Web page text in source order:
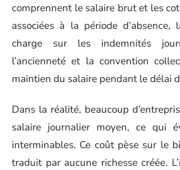
comprennent le salaire brut et les
associées à la période
charge sur les indemnités
l’ancienneté et la convention
maintien du salaire pendant le délai
Dans la réalité, beaucoup
salaire journalier moyen, ce qui
interminables. Ce coût pèse sur le
traduit par aucune richesse créée.